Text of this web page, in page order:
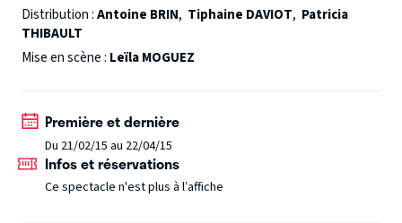
pour grimper à la tour et lui rendre visite. Mais par un beau
matin, c'est un prince qui attrape la tresse de la jeune fille
et monte jusqu'à la petite fenêtre... L'aventure de
Distribution :Antoine BRIN, Tiphaine DAVIOT, Patricia
THIBAULT
Mise en scène : Leïla MOGUEZ
Première et dernière
Du 21/02/15 au 22/04/15
Infos et réservations
Ce spectacle n'est plus à l’affiche